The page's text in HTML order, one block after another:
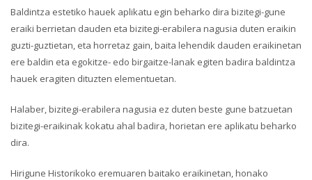
Baldintza estetiko hauek aplikatu egin beharko dira bizitegi-gune
eraiki berrietan dauden eta bizitegi-erabilera nagusia duten eraikin
guzti-guztietan, eta horretaz gain, baita lehendik dauden eraikinetan
ere baldin eta egokitze- edo birgaitze-lanak egiten badira baldintza
hauek eragiten dituzten elementuetan.
Halaber, bizitegi-erabilera nagusia ez duten beste gune batzuetan
bizitegi-eraikinak kokatu ahal badira, horietan ere aplikatu beharko
dira.
Hirigune Historikoko eremuaren baitako eraikinetan, honako